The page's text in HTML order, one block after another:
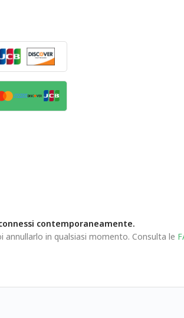
contemporaneamente.
in qualsiasi momento. Consulta le